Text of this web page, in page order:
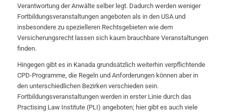
Verantwortung der Anwälte selber legt. Dadurch werden weniger
Fortbildungsveranstaltungen angeboten als in den USA und
insbesondere zu spezielleren Rechtsgebieten wie dem
Versicherungsrecht lassen sich kaum brauchbare Veranstaltungen
finden.
Hingegen gibt es in Kanada grundsätzlich weiterhin verpflichtende
CPD-Programme, die Regeln und Anforderungen können aber in
den unterschiedlichen Bezirken verschieden sein.
Fortbildungsveranstaltungen werden in erster Linie durch das
Practising Law Institute (PLI) angeboten; hier gibt es auch viele